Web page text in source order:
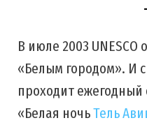
В июле 2003 UNESCO
«Белым городом». И
проходит
«Белая ночьТель